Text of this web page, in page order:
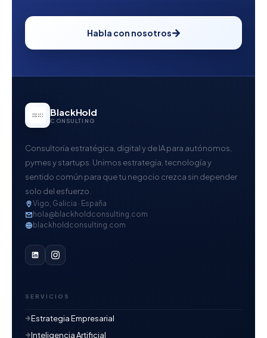
Habla con nosotros
BlackHold
CONSULTING
Consultoría estratégica, digital y de IA para autónomos,
pymes y startups. Unimos estrategia, tecnología y
sentido común para que tu negocio crezca sin depender
solo del esfuerzo.
Vigo, Galicia · España
hola@blackholdconsulting.com
blackholdconsulting.com
SERVICIOS
Estrategia Empresarial
Inteligencia Artificial